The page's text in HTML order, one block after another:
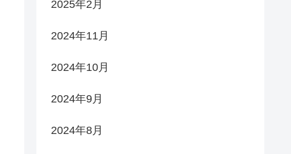
2025年2月
2024年11月
2024年10月
2024年9月
2024年8月